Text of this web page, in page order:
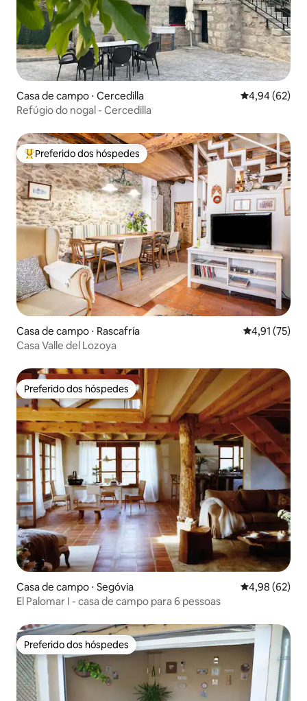
Casa de campo ⋅ Cercedilla 4,94 de uma
4,94 (62)
Refúgio do nogal - Cercedilla
Entre os melhores preferidos dos hóspedes
Preferido dos hóspedes
Casa de campo ⋅ Rascafría 4,91 de uma
4,91 (75)
Casa Valle del Lozoya
Preferido dos hóspedes
Preferido dos hóspedes
Casa de campo ⋅ Segóvia 4,98 de uma
4,98 (62)
El Palomar I - casa de campo para 6 pessoas
Preferido dos hóspedes
Preferido dos hóspedes